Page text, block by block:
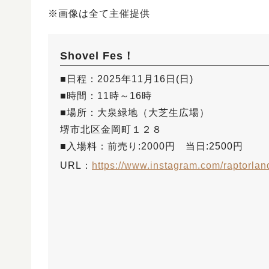
※画像は全て主催提供
Shovel Fes！
■日程：2025年11月16日(日)
■時間：11時～16時
■場所：大泉緑地（大芝生広場）
堺市北区金岡町１２８
■入場料：前売り:2000円 当日:2500円
URL： https://www.instagram.com/